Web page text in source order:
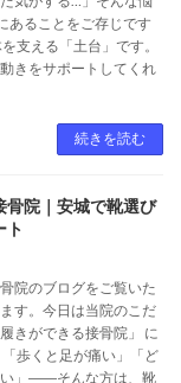
あることをご存じです
支える「土台」です。
きをサポートしてくれ
続きを読む
骨院｜安城で靴選び
ト
院のブログをご覧いた
す。今日は当院のこだ
きができる接骨院」 に
歩くと足が痛い」「ど
い」――そんな方は、靴